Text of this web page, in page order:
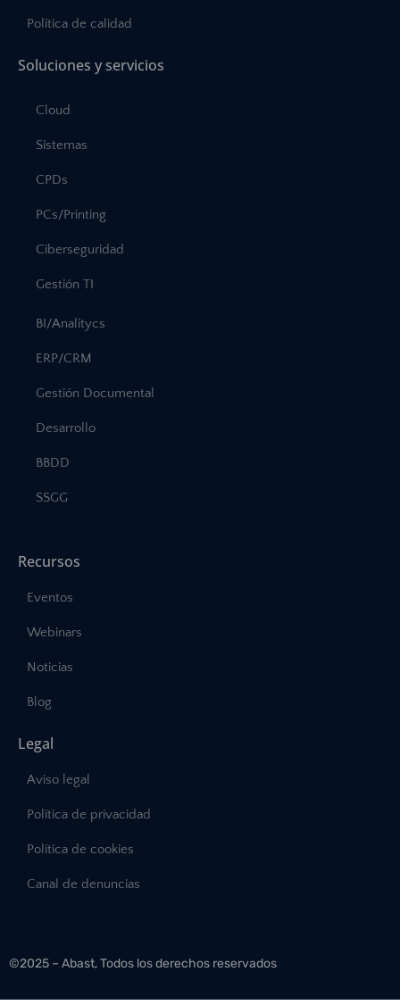
Política de calidad
Soluciones y servicios
Cloud
Sistemas
CPDs
PCs/Printing
Ciberseguridad
Gestión TI
BI/Analitycs
ERP/CRM
Gestión Documental
Desarrollo
BBDD
SSGG
Recursos
Eventos
Webinars
Noticias
Blog
Legal
Aviso legal
Política de privacidad
Política de cookies
Canal de denuncias
©2025 – Abast, Todos los derechos reservados